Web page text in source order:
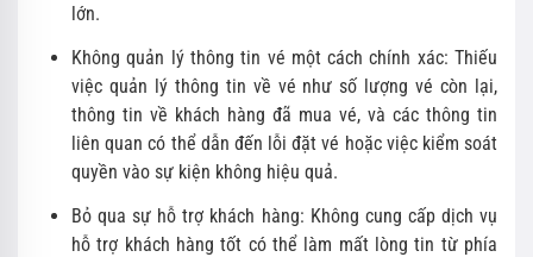
lớn.
Không quản lý thông tin vé một cách chính xác: Thiếu
việc quản lý thông tin về vé như số lượng vé còn lại,
thông tin về khách hàng đã mua vé, và các thông tin
liên quan có thể dẫn đến lỗi đặt vé hoặc việc kiểm soát
quyền vào sự kiện không hiệu quả.
Bỏ qua sự hỗ trợ khách hàng: Không cung cấp dịch vụ
hỗ trợ khách hàng tốt có thể làm mất lòng tin từ phía